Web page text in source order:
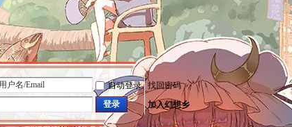
自动登录
找回密码
登录 加入幻想乡